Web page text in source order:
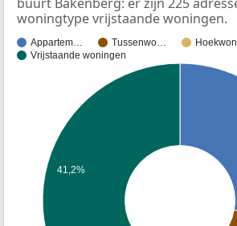
woningtype vrijstaande woningen.
Appartem… Tussenwo…
Vrijstaande woningen
41,2%